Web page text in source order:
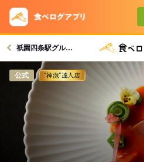
祇園四条駅グルメへ
公式